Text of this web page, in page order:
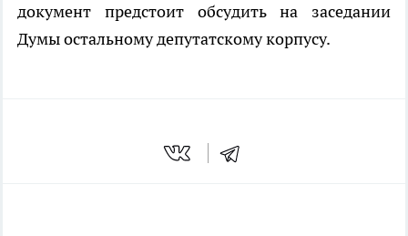
документ предстоит обсудить на заседании
Думы остальному депутатскому корпусу.